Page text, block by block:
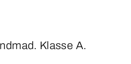
Klasse A.